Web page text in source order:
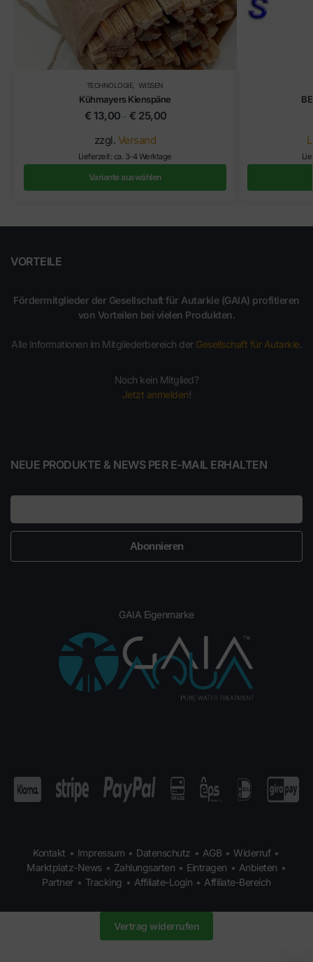
TECHNOLOGIE WISSEN
Kühmayers Kienspäne
€ 13,00 – € 25,00
zzgl. Versand
Lieferzeit: ca. 3-4 Werktage
Variante auswählen
VORTEILE
Fördermitglieder der Gesellschaft für Autarkie (GAIA) profitieren
von Vorteilen bei vielen Produkten.
Alle Informationen im Mitgliederbereich der Gesellschaft für Autarkie.
Noch kein Mitglied?
Jetzt anmelden!
NEUE PRODUKTE & NEWS PER E-MAIL ERHALTEN
GAIA Eigenmarke
Kontakt • Impressum • Datenschutz • AGB • Widerruf •
Marktplatz-News • Zahlungsarten • Eintragen • Anbieten •
Partner • Tracking • Affiliate-Login • Affiliate-Bereich
Vertrag widerrufen